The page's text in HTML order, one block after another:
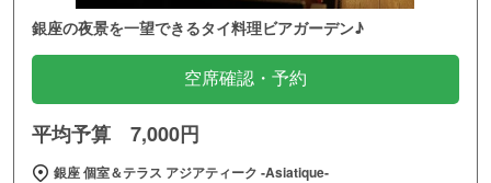
銀座の夜景を一望できるタイ料理ビアガーデン♪
空席確認・予約
平均予算 7,000円
銀座 個室＆テラス アジアティーク ‐Asiatique‐